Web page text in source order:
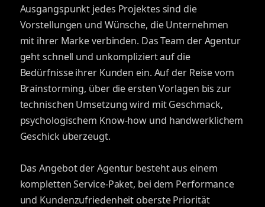
Ausgangspunkt jedes Projektes sind die
Vorstellungen und Wünsche, die Unternehmen
mit ihrer Marke verbinden. Das Team der Agentur
geht schnell und unkompliziert auf die
Bedürfnisse ihrer Kunden ein. Auf der Reise vom
Brainstorming, über die ersten Vorlagen bis zur
technischen Umsetzung wird mit Geschmack,
psychologischem Know-how und handwerklichem
Geschick überzeugt.
Das Angebot der Agentur besteht aus einem
kompletten Service-Paket, bei dem Performance
und Kundenzufriedenheit oberste Priorität